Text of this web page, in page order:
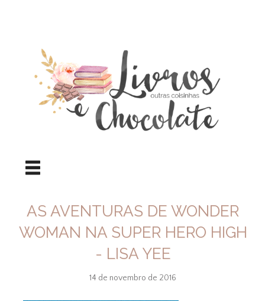
AS AVENTURAS DE WONDER
WOMAN NA SUPER HERO HIGH
- LISA YEE
14 de novembro de 2016